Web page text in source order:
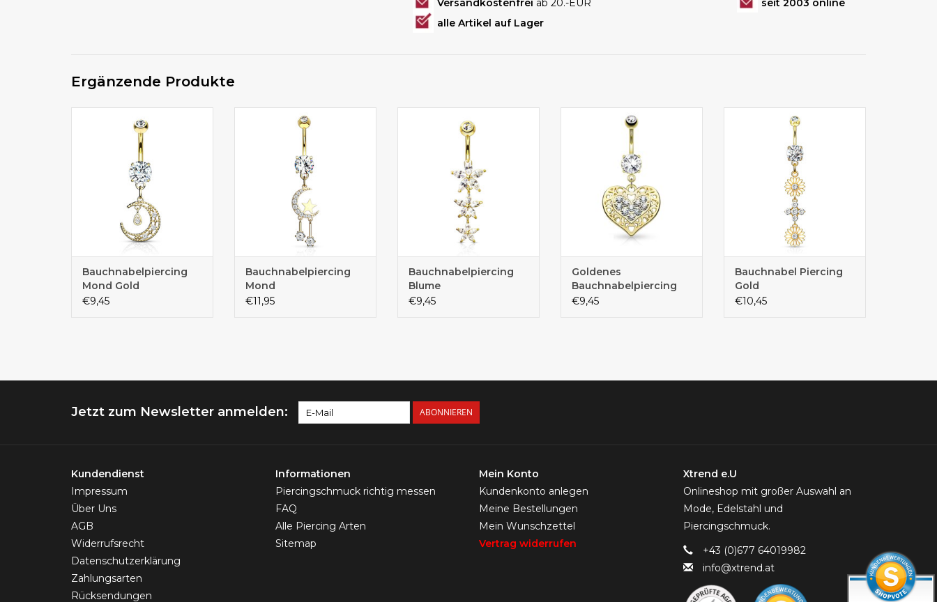
Versandkostenfrei ab 20.-EUR
seit 2003 online
alle Artikel auf Lager
Ergänzende Produkte
Bauchnabelpiercing
Mond Gold
€9,45
Bauchnabelpiercing Shop
Bauchnabelpiercing
Mond
€11,95
günstig kaufen
Bauchnabelpiercing
Blume
€9,45
Bauchnabelpiercing Shop
Goldenes
Bauchnabelpiercing
Herz
€9,45
Bauchnabelpiercing kaufen
Bauchnabel Piercing
Gold
€10,45
Jetzt zum Newsletter anmelden: ABONNIEREN
Kundendienst
Impressum
Über Uns
AGB
Widerrufsrecht
Datenschutzerklärung
Zahlungsarten
Rücksendungen
Informationen
Piercingschmuck richtig messen
FAQ
Alle Piercing Arten
Sitemap
Mein Konto
Kundenkonto anlegen
Meine Bestellungen
Mein Wunschzettel
Vertrag widerrufen
Xtrend e.U
Onlineshop mit großer Auswahl an
Mode, Edelstahl und
Piercingschmuck.
+43 (0)677 64019982
info@xtrend.at